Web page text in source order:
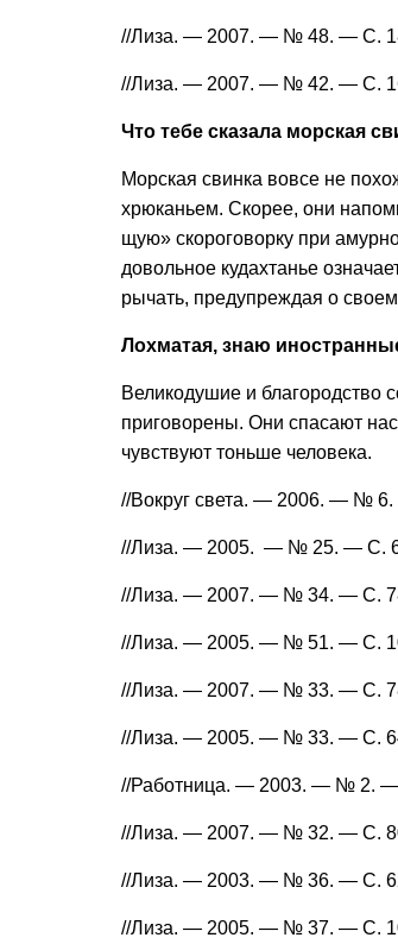
//Лиза. — 2007. — № 48. — С.
//Лиза. — 2007. — № 42. — С.
Что тебе сказала морская
Морская свинка вовсе не
хрюканьем. Скорее, они
щую» скороговорку при
довольное кудах­танье
рычать, преду­преждая о
Лохматая, знаю
Великодушие и благородство
приговорены. Они спасают
чувствуют тоньше человека.
//Вокруг света. — 2006. — №
//Лиза. — 2005. — № 25. — С.
//Лиза. — 2007. — № 34. — С.
//Лиза. — 2005. — № 51. — С.
//Лиза. — 2007. — № 33. — С.
//Лиза. — 2005. — № 33. — С.
//Работница. — 2003. — № 2.
//Лиза. — 2007. — № 32. — С.
//Лиза. — 2003. — № 36. — С.
//Лиза. — 2005. — № 37. — С.